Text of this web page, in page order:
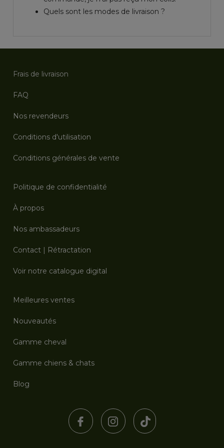
Quels sont les modes de livraison ?
Frais de livraison
FAQ
Nos revendeurs
Conditions d'utilisation
Conditions générales de vente
Politique de confidentialité
À propos
Nos ambassadeurs
Contact | Rétractation
Voir notre catalogue digital
Meilleures ventes
Nouveautés
Gamme cheval
Gamme chiens & chats
Blog